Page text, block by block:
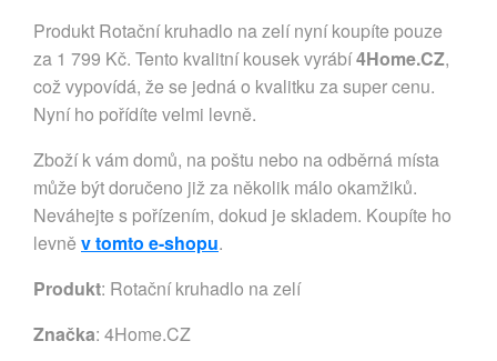
Produkt Rotační kruhadlo na zelí nyní koupíte pouze
za 1 799 Kč. Tento kvalitní kousek vyrábí4Home.CZ,
což vypovídá, že se jedná o kvalitku za super cenu.
Nyní ho pořídíte velmi levně.
Zboží k vám domů, na poštu nebo na odběrná místa
může být doručeno již za několik málo okamžiků.
Neváhejte s pořízením, dokud je skladem. Koupíte ho
levně v tomto e-shopu.
Produkt: Rotační kruhadlo na zelí
Značka: 4Home.CZ